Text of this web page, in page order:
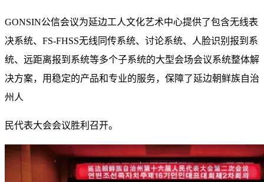
GONSIN公信会议为延边工人文化艺术中心提供了包含无线表
决系统、FS-FHSS无线同传系统、讨论系统、人脸识别报到系
统、远距离报到系统等多个子系统的大型会场会议系统整体解
决方案，用稳定的产品和专业的服务，保障了延边朝鲜族自治
州人
民代表大会会议胜利召开。